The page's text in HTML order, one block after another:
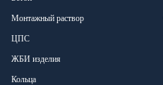
Монтажный раствор
ЦПС
ЖБИ изделия
Кольца